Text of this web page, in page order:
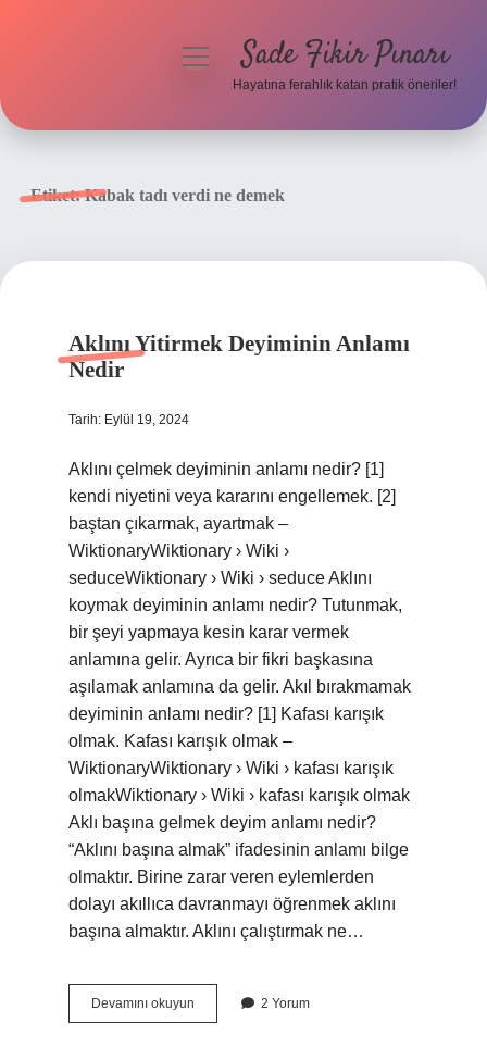
menüyüSade Fikir Pınarı
Hayatına ferahlık katan pratik öneriler!
Etiket:Kabak tadı verdi ne demek
Aklını Yitirmek Deyiminin Anlamı
Nedir
Tarih: Eylül 19, 2024
Aklını çelmek deyiminin anlamı nedir? [1]
kendi niyetini veya kararını engellemek. [2]
baştan çıkarmak, ayartmak –
WiktionaryWiktionary › Wiki ›
seduceWiktionary › Wiki › seduce Aklını
koymak deyiminin anlamı nedir? Tutunmak,
bir şeyi yapmaya kesin karar vermek
anlamına gelir. Ayrıca bir fikri başkasına
aşılamak anlamına da gelir. Akıl bırakmamak
deyiminin anlamı nedir? [1] Kafası karışık
olmak. Kafası karışık olmak –
WiktionaryWiktionary › Wiki › kafası karışık
olmakWiktionary › Wiki › kafası karışık olmak
Aklı başına gelmek deyim anlamı nedir?
“Aklını başına almak” ifadesinin anlamı bilge
olmaktır. Birine zarar veren eylemlerden
dolayı akıllıca davranmayı öğrenmek aklını
başına almaktır. Aklını çalıştırmak ne…
Devamını okuyun
Yitirmek
2 Yorum